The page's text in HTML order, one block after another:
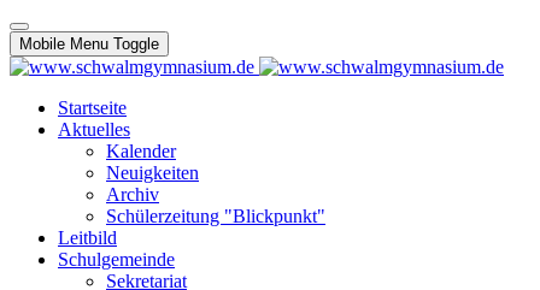
Mobile Menu Toggle
Startseite
Aktuelles
Kalender
Neuigkeiten
Archiv
Schülerzeitung "Blickpunkt"
Leitbild
Schulgemeinde
Sekretariat